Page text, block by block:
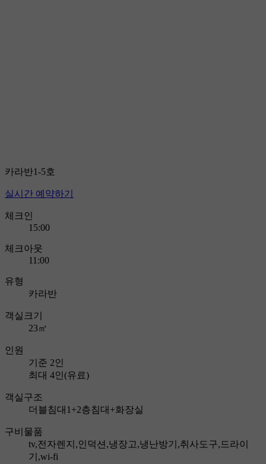
카라반1-5호
실시간 예약하기
체크인
15:00
체크아웃
11:00
유형
카라반
객실크기
23㎡
인원
기준 2인
최대 4인(유료)
객실구조
더블침대1+2층침대+화장실
구비물품
tv,전자렌지,인덕션,냉장고,냉난방기,취사도구,드라이
기,wi-fi